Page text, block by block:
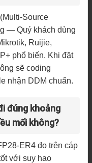
Source
— Quý khách dùng
Ruijie,
phổ biến. Khi đặt
sẽ coding
nhận DDM chuẩn.
đúng khoảng
mối không?
ER4 đo trên cáp
với suy hao